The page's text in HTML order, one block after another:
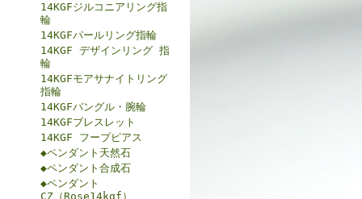
14KGFジルコニアリング指
輪
14KGFパールリング指輪
14KGF デザインリング 指
輪
14KGFモアサナイトリング
指輪
14KGFバングル・腕輪
14KGFブレスレット
14KGF フープピアス
◆ペンダント天然石
◆ペンダント合成石
◆ペンダント
CZ（Rose14kgf）